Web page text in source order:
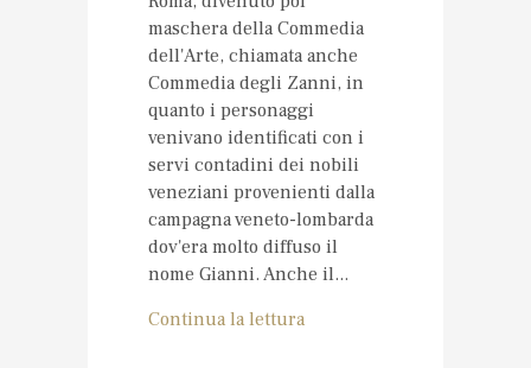
maschera della Commedia
dell'Arte, chiamata anche
Commedia degli Zanni, in
quanto i personaggi
venivano identificati con i
servi contadini dei nobili
veneziani provenienti dalla
campagna veneto-lombarda
dov'era molto diffuso il
nome Gianni. Anche il...
Continua la lettura